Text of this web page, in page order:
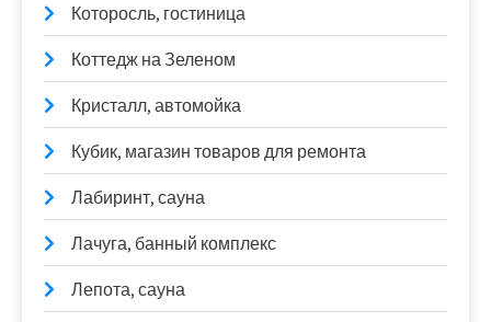
Которосль, гостиница
Коттедж на Зеленом
Кристалл, автомойка
Кубик, магазин товаров для ремонта
Лабиринт, сауна
Лачуга, банный комплекс
Лепота, сауна